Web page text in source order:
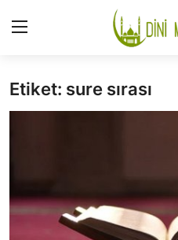
Giriş
HAKKIMIZDA
Etiket: sure sırası